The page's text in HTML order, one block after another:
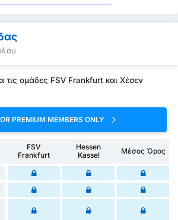
τις ομάδες FSV Frankfurt και Χέσεν
PREMIUM MEMBERS ONLY
FSV
Frankfurt
Hessen
Kassel
Μέσος Όρος